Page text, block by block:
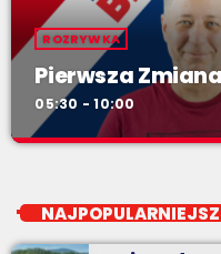
ROZRYWKA
Pierwsza
05:30 - 10:00
Codziennie od